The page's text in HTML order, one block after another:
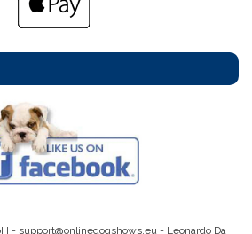
- support@onlinedogshows.eu - Leonardo Da